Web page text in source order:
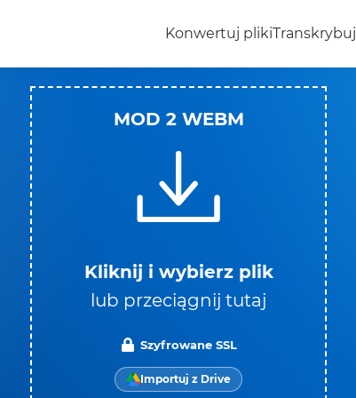
Konwertuj plikiTranskrybuj
MOD 2 WEBM
Kliknij i wybierz plik
lub przeciągnij tutaj
Szyfrowane SSL
Importuj z Drive